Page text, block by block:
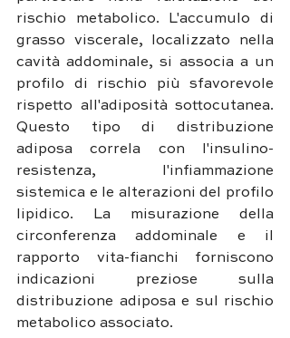
rischio metabolico. L'accumulo di
grasso viscerale, localizzato nella
cavità addominale, si associa a un
profilo di rischio più sfavorevole
rispetto all'adiposità sottocutanea.
Questo tipo di distribuzione
adiposa correla con l'insulino-
resistenza, l'infiammazione
sistemica e le alterazioni del profilo
lipidico. La misurazione della
circonferenza addominale e il
rapporto vita-fianchi forniscono
indicazioni preziose sulla
distribuzione adiposa e sul rischio
metabolico associato.